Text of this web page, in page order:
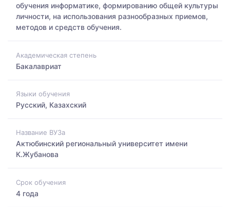
обучения информатике, формированию общей культуры
личности, на использования разнообразных приемов,
методов и средств обучения.
Академическая степень
Бакалавриат
Языки обучения
Русский, Казахский
Название ВУЗа
Актюбинский региональный университет имени
К.Жубанова
Срок обучения
4 года